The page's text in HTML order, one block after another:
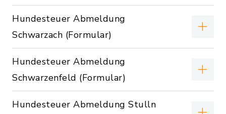
Hundesteuer Abmeldung
Schwarzach (Formular)
Hundesteuer Abmeldung
Schwarzenfeld (Formular)
Hundesteuer Abmeldung Stulln